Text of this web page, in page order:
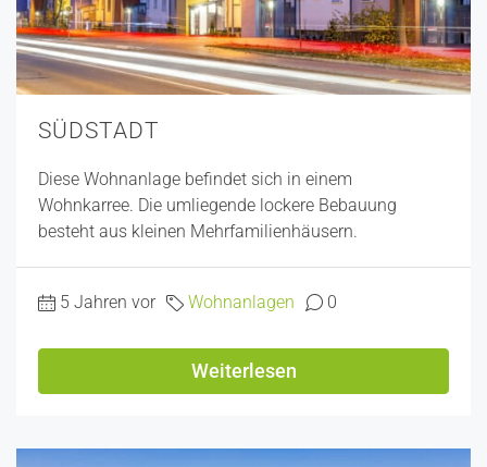
SÜDSTADT
Diese Wohnanlage befindet sich in einem
Wohnkarree. Die umliegende lockere Bebauung
besteht aus kleinen Mehrfamilienhäusern.
5 Jahren vor Wohnanlagen 0
Weiterlesen